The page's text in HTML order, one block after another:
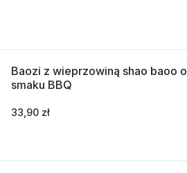
Baozi z wieprzowiną shao baoo o
smaku BBQ
33,90 zł